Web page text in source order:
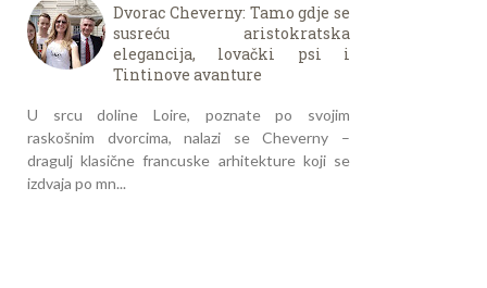
Dvorac Cheverny: Tamo gdje se
susreću aristokratska
elegancija, lovački psi i
Tintinove avanture
U srcu doline Loire, poznate po svojim
raskošnim dvorcima, nalazi se Cheverny –
dragulj klasične francuske arhitekture koji se
izdvaja po mn...